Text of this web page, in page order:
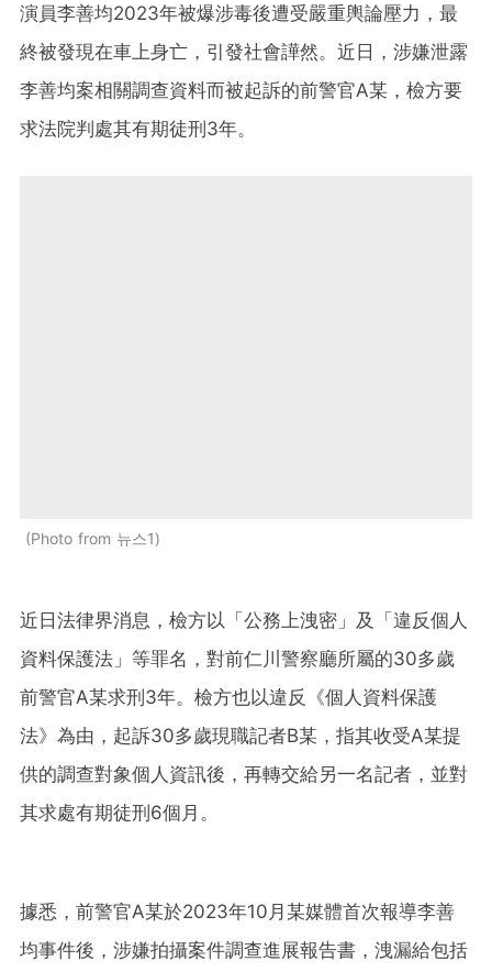
演員李善均2023年被爆涉毒後遭受嚴重輿論壓力，最
終被發現在車上身亡，引發社會譁然。近日，涉嫌泄露
李善均案相關調查資料而被起訴的前警官A某，檢方要
求法院判處其有期徒刑3年。
Photo from 뉴스1
近日法律界消息，檢方以「公務上洩密」及「違反個人
資料保護法」等罪名，對前仁川警察廳所屬的30多歲
前警官A某求刑3年。檢方也以違反《個人資料保護
法》為由，起訴30多歲現職記者B某，指其收受A某提
供的調查對象個人資訊後，再轉交給另一名記者，並對
其求處有期徒刑6個月。
據悉，前警官A某於2023年10月某媒體首次報導李善
均事件後，涉嫌拍攝案件調查進展報告書，洩漏給包括